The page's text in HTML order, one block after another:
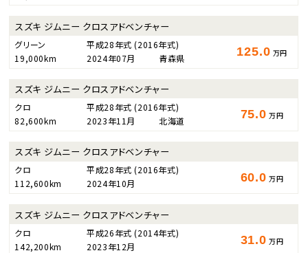
スズキ ジムニー クロスアドベンチャー
グリーン 平成28年式(2016年式)
19,000km
2024年07月 青森県 125.0 万円
スズキ ジムニー クロスアドベンチャー
クロ 平成28年式(2016年式)
82,600km
2023年11月 北海道 75.0 万円
スズキ ジムニー クロスアドベンチャー
クロ 平成28年式(2016年式)
112,600km
2024年10月 60.0 万円
スズキ ジムニー クロスアドベンチャー
クロ 平成26年式(2014年式)
142,200km
2023年12月 31.0 万円